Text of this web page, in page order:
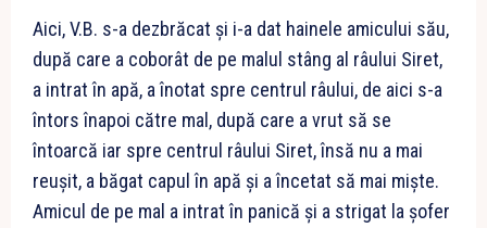
Aici, V.B. s-a dezbrăcat și i-a dat hainele amicului său,
după care a coborât de pe malul stâng al râului Siret,
a intrat în apă, a înotat spre centrul râului, de aici s-a
întors înapoi către mal, după care a vrut să se
întoarcă iar spre centrul râului Siret, însă nu a mai
reușit, a băgat capul în apă și a încetat să mai miște.
Amicul de pe mal a intrat în panică și a strigat la șofer